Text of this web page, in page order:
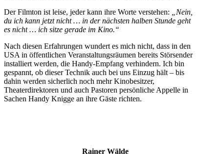
Der Filmton ist leise, jeder kann ihre Worte verstehen:
„Nein,
du ich kann jetzt nicht … in der nächsten halben Stunde geht
es nicht … ich sitze gerade im Kino.“
Nach diesen Erfahrungen wundert es mich nicht, dass in den
USA in öffentlichen Veranstaltungsräumen bereits Störsender
installiert werden, die Handy-Empfang verhindern. Ich bin
gespannt, ob dieser Technik auch bei uns Einzug hält – bis
dahin werden sicherlich noch mehr Kinobesitzer,
Theaterdirektoren und auch Pastoren persönliche Appelle in
Sachen Handy Knigge an ihre Gäste richten.
Rainer Wälde